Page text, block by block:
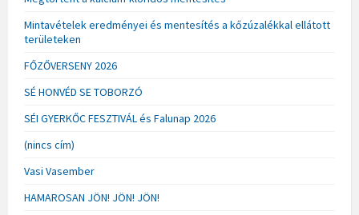
Mintavételek eredményei és mentesítés a kőzúzalékkal ellátott
területeken
FŐZŐVERSENY 2026
SÉ HONVÉD SE TOBORZÓ
SÉI GYERKŐC FESZTIVÁL és Falunap 2026
(nincs cím)
Vasi Vasember
HAMAROSAN JÖN! JÖN! JÖN!